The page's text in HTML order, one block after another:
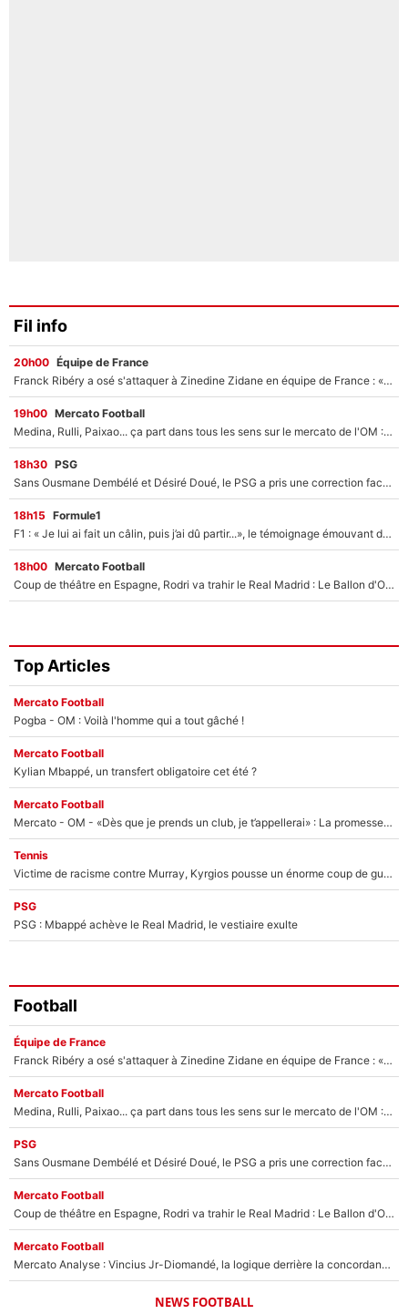
Fil info
20h00 Équipe de France
Franck Ribéry a osé s'attaquer à Zinedine Zidane en équipe de France : «Je n'aurais jamais fait ça»
19h00 Mercato Football
Medina, Rulli, Paixao... ça part dans tous les sens sur le mercato de l'OM : Frank McCourt va enfin récupérer l'argent qu'il attend ?
18h30 PSG
Sans Ousmane Dembélé et Désiré Doué, le PSG a pris une correction face à Majorque : Luis Enrique attend avec impatience des renforts !
18h15 Formule1
F1 : « Je lui ai fait un câlin, puis j’ai dû partir...», le témoignage émouvant de Max Verstappen sur sa fille
18h00 Mercato Football
Coup de théâtre en Espagne, Rodri va trahir le Real Madrid : Le Ballon d'Or a choisi de signer au FC Barcelone !
Top Articles
Mercato Football
Pogba - OM : Voilà l'homme qui a tout gâché !
Mercato Football
Kylian Mbappé, un transfert obligatoire cet été ?
Mercato Football
Mercato - OM - «Dès que je prends un club, je t’appellerai» : La promesse de Marcelino au moment de claquer la porte
Tennis
Victime de racisme contre Murray, Kyrgios pousse un énorme coup de gueule !
PSG
PSG : Mbappé achève le Real Madrid, le vestiaire exulte
Football
Équipe de France
Franck Ribéry a osé s'attaquer à Zinedine Zidane en équipe de France : «Je n'aurais jamais fait ça»
Mercato Football
Medina, Rulli, Paixao... ça part dans tous les sens sur le mercato de l'OM : Frank McCourt va enfin récupérer l'argent qu'il attend ?
PSG
Sans Ousmane Dembélé et Désiré Doué, le PSG a pris une correction face à Majorque : Luis Enrique attend avec impatience des renforts !
Mercato Football
Coup de théâtre en Espagne, Rodri va trahir le Real Madrid : Le Ballon d'Or a choisi de signer au FC Barcelone !
Mercato Football
Mercato Analyse : Vincius Jr-Diomandé, la logique derrière la concordance des temps
NEWS FOOTBALL